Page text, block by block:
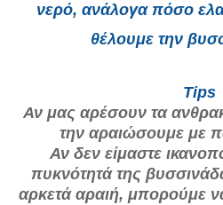
νερό, ανάλογα πόσο
θέλουμε την
Tips
Αν μας αρέσουν τα
την αραιώσουμε με
Αν δεν είμαστε
πυκνότητά της
αρκετά αραιή, μπορούμε